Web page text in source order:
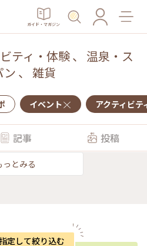
ガイド・マガジン
ティ・体験、 温泉・ス
ン 、 雑貨
イベント アクティビテ
記事 投稿
っとみる
定して絞り込む